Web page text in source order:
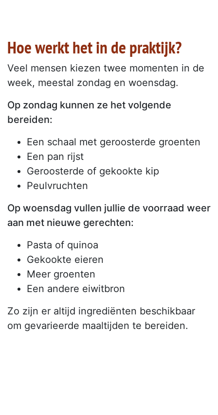
Hoe werkt het in de praktijk?
Veel mensen kiezen twee momenten in de
week, meestal zondag en woensdag.
Op zondag kunnen ze het volgende
bereiden:
Een schaal met geroosterde groenten
Een pan rijst
Geroosterde of gekookte kip
Peulvruchten
Op woensdag vullen jullie de voorraad weer
aan met nieuwe gerechten:
Pasta of quinoa
Gekookte eieren
Meer groenten
Een andere eiwitbron
Zo zijn er altijd ingrediënten beschikbaar
om gevarieerde maaltijden te bereiden.